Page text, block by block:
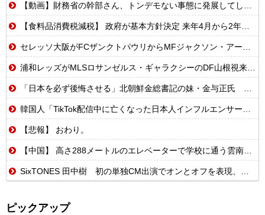
【動画】財務省の幹部さん、トンデモない事態に発展してしまう…
【食料品消費税減税】 政府が基本方針決定 来年4月から2年間1％に8月5日
セレッソ大阪がFCザンクトパウリからMFジャクソン・アーバインを完全移籍で獲得と発表 「チームがさらに良くなる手助けをしたいと思っています」
浦和レッズがMLSロサンゼルス・ギャラクシーのDF山根視来を獲得へ 曺貴裁監督の湘南時代の教え子
「日本を必ず後悔させる」北朝鮮金総書記の妹・金与正氏 海自のミサイル実射実験に「日本の軍事大国化黙認しない」 [8/5]
韓国人「TikTok配信中に亡くなった日本人インフルエンサー…SNS誹謗中傷の波紋広がる」
【悲報】 おわり。
【中国】 高さ288メートルのエレベーターで学校に通う雲南省の山地の子供たち 通学時間 3時間→30分に短縮
SixTONES 田中樹 初の単独CM出演でオンとオフを表現、記事の見出しは「“いい男の休日”にしてください」とアピール
ピックアップ